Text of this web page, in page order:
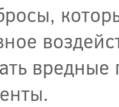
вредные